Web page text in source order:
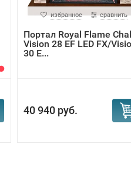
избранное сравнить
Портал Royal Flame
Vision 28 EF LED FX/
30 E...
40 940 руб.